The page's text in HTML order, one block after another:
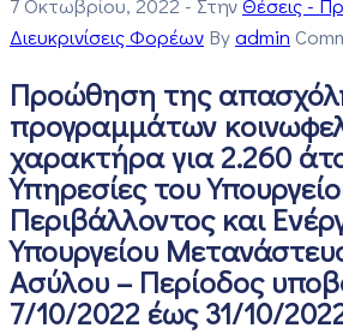
Διευκρινίσεις Φορέων Byadmin
Προώθηση της
προγραμμάτων
χαρακτήρα για 2.260
Υπηρεσίες του
Περιβάλλοντος και
Υπουργείου
Ασύλου – Περίοδος
7/10/2022 έως 31/10/